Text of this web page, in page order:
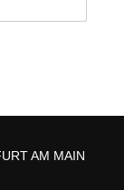
AM MAIN